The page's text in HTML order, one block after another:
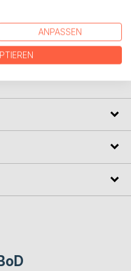
Mensch
andererseits
beneidenswert
ANPASSEN